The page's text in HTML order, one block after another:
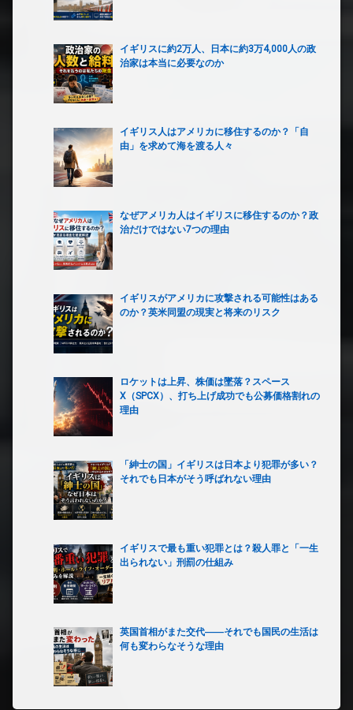
イギリスに約2万人、日本に約3万4,000人の政
治家は本当に必要なのか
イギリス人はアメリカに移住するのか？「自
由」を求めて海を渡る人々
なぜアメリカ人はイギリスに移住するのか？政
治だけではない7つの理由
イギリスがアメリカに攻撃される可能性はある
のか？英米同盟の現実と将来のリスク
ロケットは上昇、株価は墜落？スペース
X（SPCX）、打ち上げ成功でも公募価格割れの
理由
「紳士の国」イギリスは日本より犯罪が多い？
それでも日本がそう呼ばれない理由
イギリスで最も重い犯罪とは？殺人罪と「一生
出られない」刑罰の仕組み
英国首相がまた交代――それでも国民の生活は
何も変わらなそうな理由